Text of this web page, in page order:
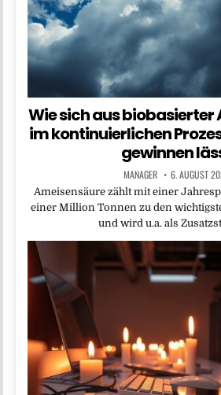
Wie sich aus biobasierter
im kontinuierlichen
gewinnen
MANAGER 6. AUGUST
Ameisensäure zählt mit einer
einer Million Tonnen zu den
und wird u.a. als